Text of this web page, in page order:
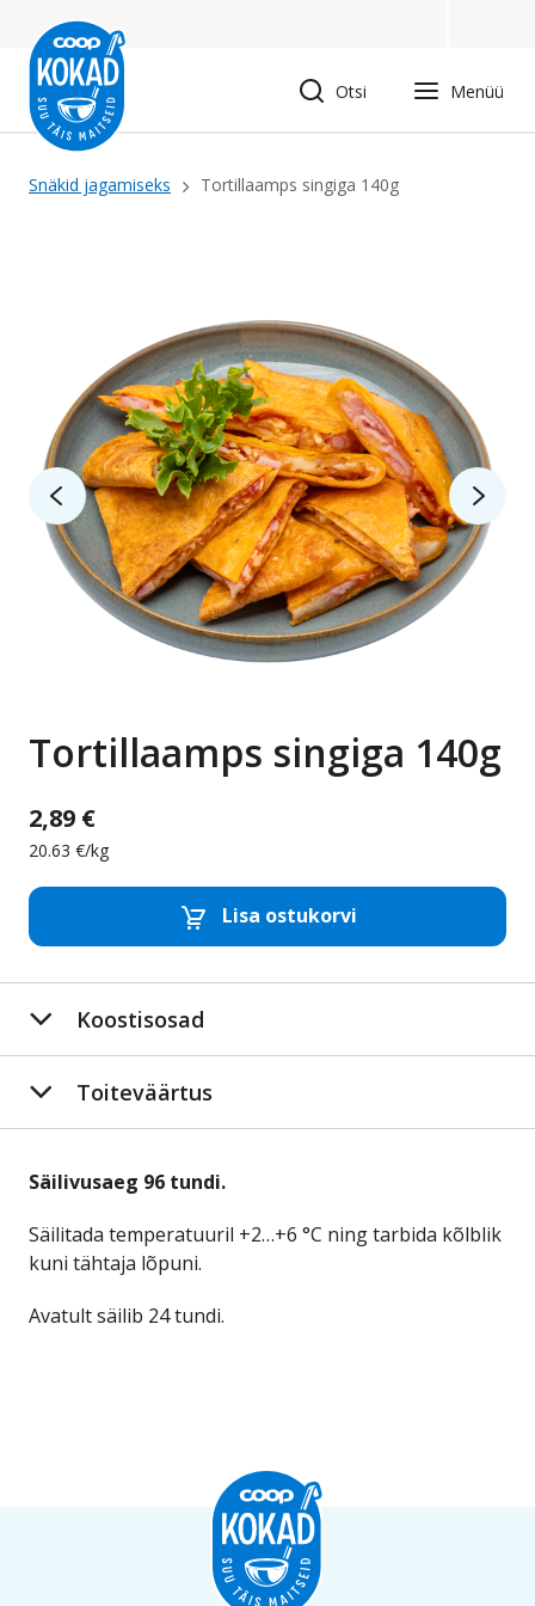
edasi
põhisisu
juurde
Otsi Menüü
Leivapuru
Snäkid jagamiseks Tortillaamps singiga 140g
Tortillaamps singiga 140g
2,89 €
20.63 €/kg
Lisa ostukorvi
Eemalda toode
Koostisosad
Toiteväärtus
Säilivusaeg 96 tundi.
Säilitada temperatuuril +2…+6 °C ning tarbida kõlblik
kuni tähtaja lõpuni.
Avatult säilib 24 tundi.